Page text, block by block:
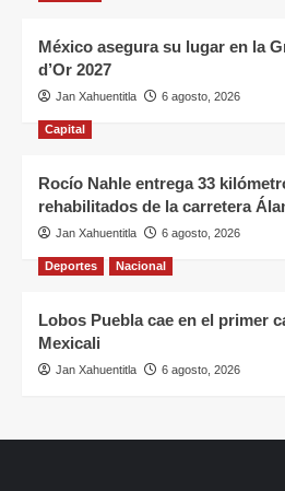
México asegura su lugar en la
d’Or 2027
Jan Xahuentitla 6 agosto, 2026
Capital
Rocío Nahle entrega 33
rehabilitados de la carretera
Jan Xahuentitla 6 agosto, 2026
Deportes Nacional
Lobos Puebla cae en el primer
Mexicali
Jan Xahuentitla 6 agosto, 2026